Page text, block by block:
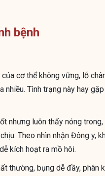
bệnh
cơ thể không vững, lỗ
Tình trạng này hay
nhưng luôn thấy nóng trong,
Theo nhìn nhận Đông y,
kích hoạt ra mồ hôi.
thường, bụng dễ đầy, phân